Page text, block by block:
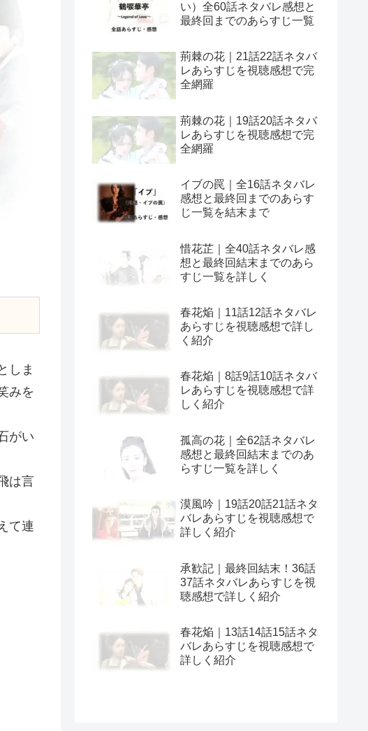
しま
みを
がい
は言
て連
い）全60話ネタバレ感想と
最終回までのあらすじ一覧
荊棘の花｜21話22話ネタバ
レあらすじを視聴感想で完
全網羅
荊棘の花｜19話20話ネタバ
レあらすじを視聴感想で完
全網羅
イブの罠｜全16話ネタバレ
感想と最終回までのあらす
じ一覧を結末まで
惜花芷｜全40話ネタバレ感
想と最終回結末までのあら
すじ一覧を詳しく
春花焔｜11話12話ネタバレ
あらすじを視聴感想で詳し
く紹介
春花焔｜8話9話10話ネタバ
レあらすじを視聴感想で詳
しく紹介
孤高の花｜全62話ネタバレ
感想と最終回結末までのあ
らすじ一覧を詳しく
漠風吟｜19話20話21話ネタ
バレあらすじを視聴感想で
詳しく紹介
承歓記｜最終回結末！36話
37話ネタバレあらすじを視
聴感想で詳しく紹介
春花焔｜13話14話15話ネタ
バレあらすじを視聴感想で
詳しく紹介